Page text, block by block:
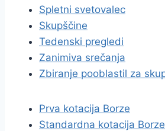
Spletni svetovalec
Skupščine
Tedenski pregledi
Zanimiva srečanja
Zbiranje pooblastil za
Prva kotacija Borze
Standardna kotacija Borze